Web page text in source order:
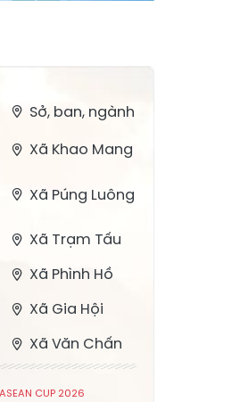
Sở, ban, ngành
Xã Khao Mang
Xã Púng Luông
Xã Trạm Tấu
Xã Phình Hồ
Xã Gia Hội
Xã Văn Chấn
Xã Chấn Thịnh
ASEAN CUP 2026